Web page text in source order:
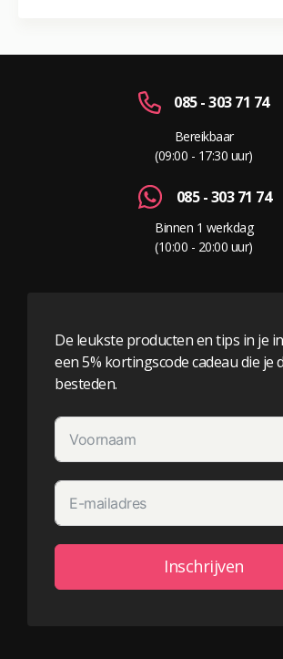
085 - 303 71 74
Bereikbaar
(09:00 - 17:30 uur)
085 - 303 71 74
Binnen 1 werkdag
(10:00 - 20:00 uur)
De leukste producten en tips in je
een 5% kortingscode cadeau die je
besteden.
Inschrijven